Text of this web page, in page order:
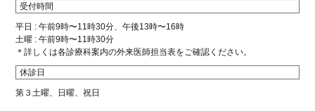
受付時間
平日 : 午前9時〜11時30分、午後13時〜16時
土曜 : 午前9時〜11時30分
＊詳しくは各診療科案内の外来医師担当表をご確認ください。
休診日
第３土曜、日曜、祝日